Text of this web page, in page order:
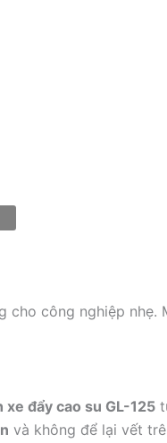
cho công nghiệp nhẹ.
xe đẩy cao su GL-125
và không để lại vết